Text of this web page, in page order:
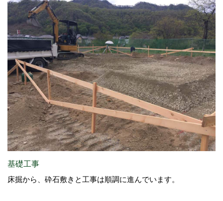
基礎工事
床掘から、砕石敷きと工事は順調に進んでいます。